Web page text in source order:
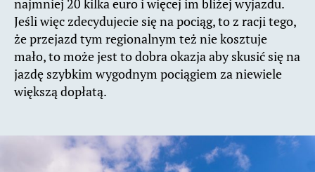
Jeśli więc zdecydujecie się na pociąg, to z racji tego,
że przejazd tym regionalnym też nie kosztuje
mało, to może jest to dobra okazja aby skusić się na
jazdę szybkim wygodnym pociągiem za niewiele
większą dopłatą.